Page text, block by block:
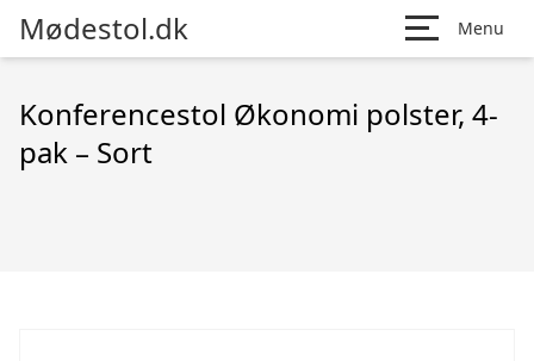
Mødestol.dk Menu
Konferencestol Økonomi polster, 4-
pak – Sort